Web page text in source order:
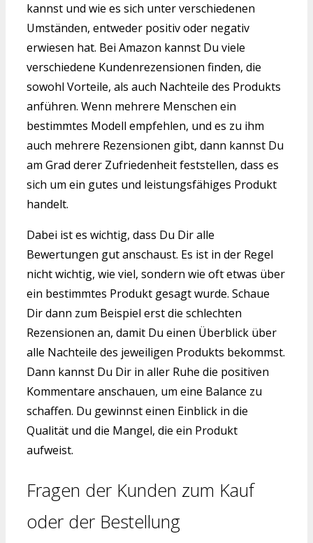
kannst und wie es sich unter verschiedenen
Umständen, entweder positiv oder negativ
erwiesen hat. Bei Amazon kannst Du viele
verschiedene Kundenrezensionen finden, die
sowohl Vorteile, als auch Nachteile des Produkts
anführen. Wenn mehrere Menschen ein
bestimmtes Modell empfehlen, und es zu ihm
auch mehrere Rezensionen gibt, dann kannst Du
am Grad derer Zufriedenheit feststellen, dass es
sich um ein gutes und leistungsfähiges Produkt
handelt.
Dabei ist es wichtig, dass Du Dir alle
Bewertungen gut anschaust. Es ist in der Regel
nicht wichtig, wie viel, sondern wie oft etwas über
ein bestimmtes Produkt gesagt wurde. Schaue
Dir dann zum Beispiel erst die schlechten
Rezensionen an, damit Du einen Überblick über
alle Nachteile des jeweiligen Produkts bekommst.
Dann kannst Du Dir in aller Ruhe die positiven
Kommentare anschauen, um eine Balance zu
schaffen. Du gewinnst einen Einblick in die
Qualität und die Mangel, die ein Produkt
aufweist.
Fragen der Kunden zum Kauf
oder der Bestellung